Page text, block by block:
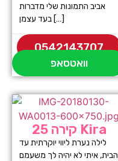
אביב התמונות שלי מדברות
בעד עצמן […]
0542143707
וואטסאפ
קירה 25 Kira
לילה נערת ליווי יוקרתית עד
הבית, איתי לא יהיה לך משעמם